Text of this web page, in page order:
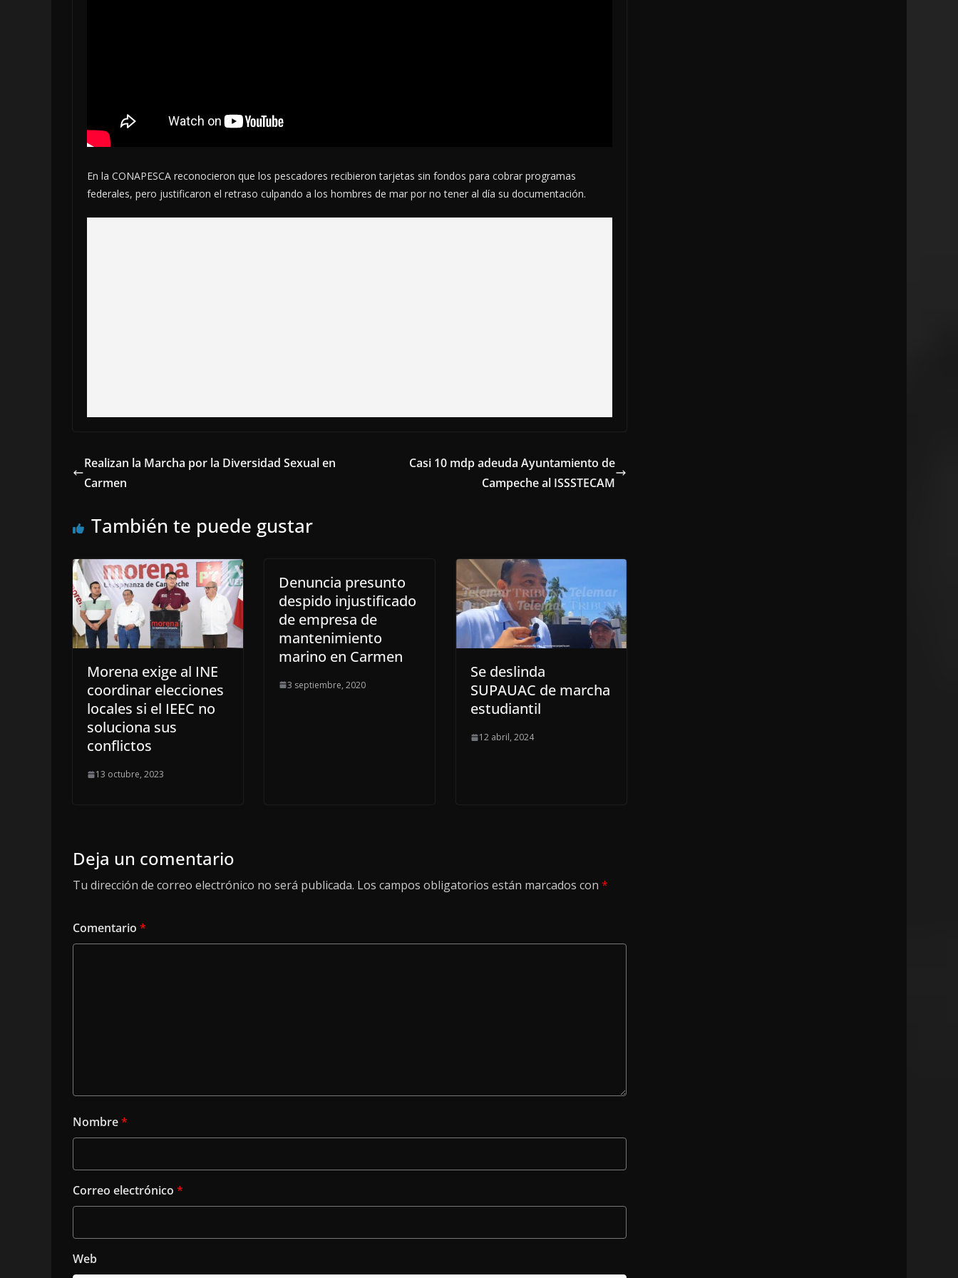
En la CONAPESCA reconocieron que los pescadores recibieron tarjetas sin fondos para cobrar programas
federales, pero justificaron el retraso culpando a los hombres de mar por no tener al día su documentación.
Realizan la Marcha por la Diversidad Sexual en
Carmen
Casi 10 mdp adeuda Ayuntamiento de
Campeche al ISSSTECAM
También te puede gustar
Morena exige al INE
coordinar elecciones
locales si el IEEC no
soluciona sus
conflictos
13 octubre, 2023
Denuncia presunto
despido injustificado
de empresa de
mantenimiento
marino en Carmen
3 septiembre, 2020
Se deslinda
SUPAUAC de marcha
estudiantil
12 abril, 2024
Deja un comentario
Tu dirección de correo electrónico no será publicada. Los campos obligatorios están marcados con *
Comentario *
Nombre*
Correo electrónico *
Web